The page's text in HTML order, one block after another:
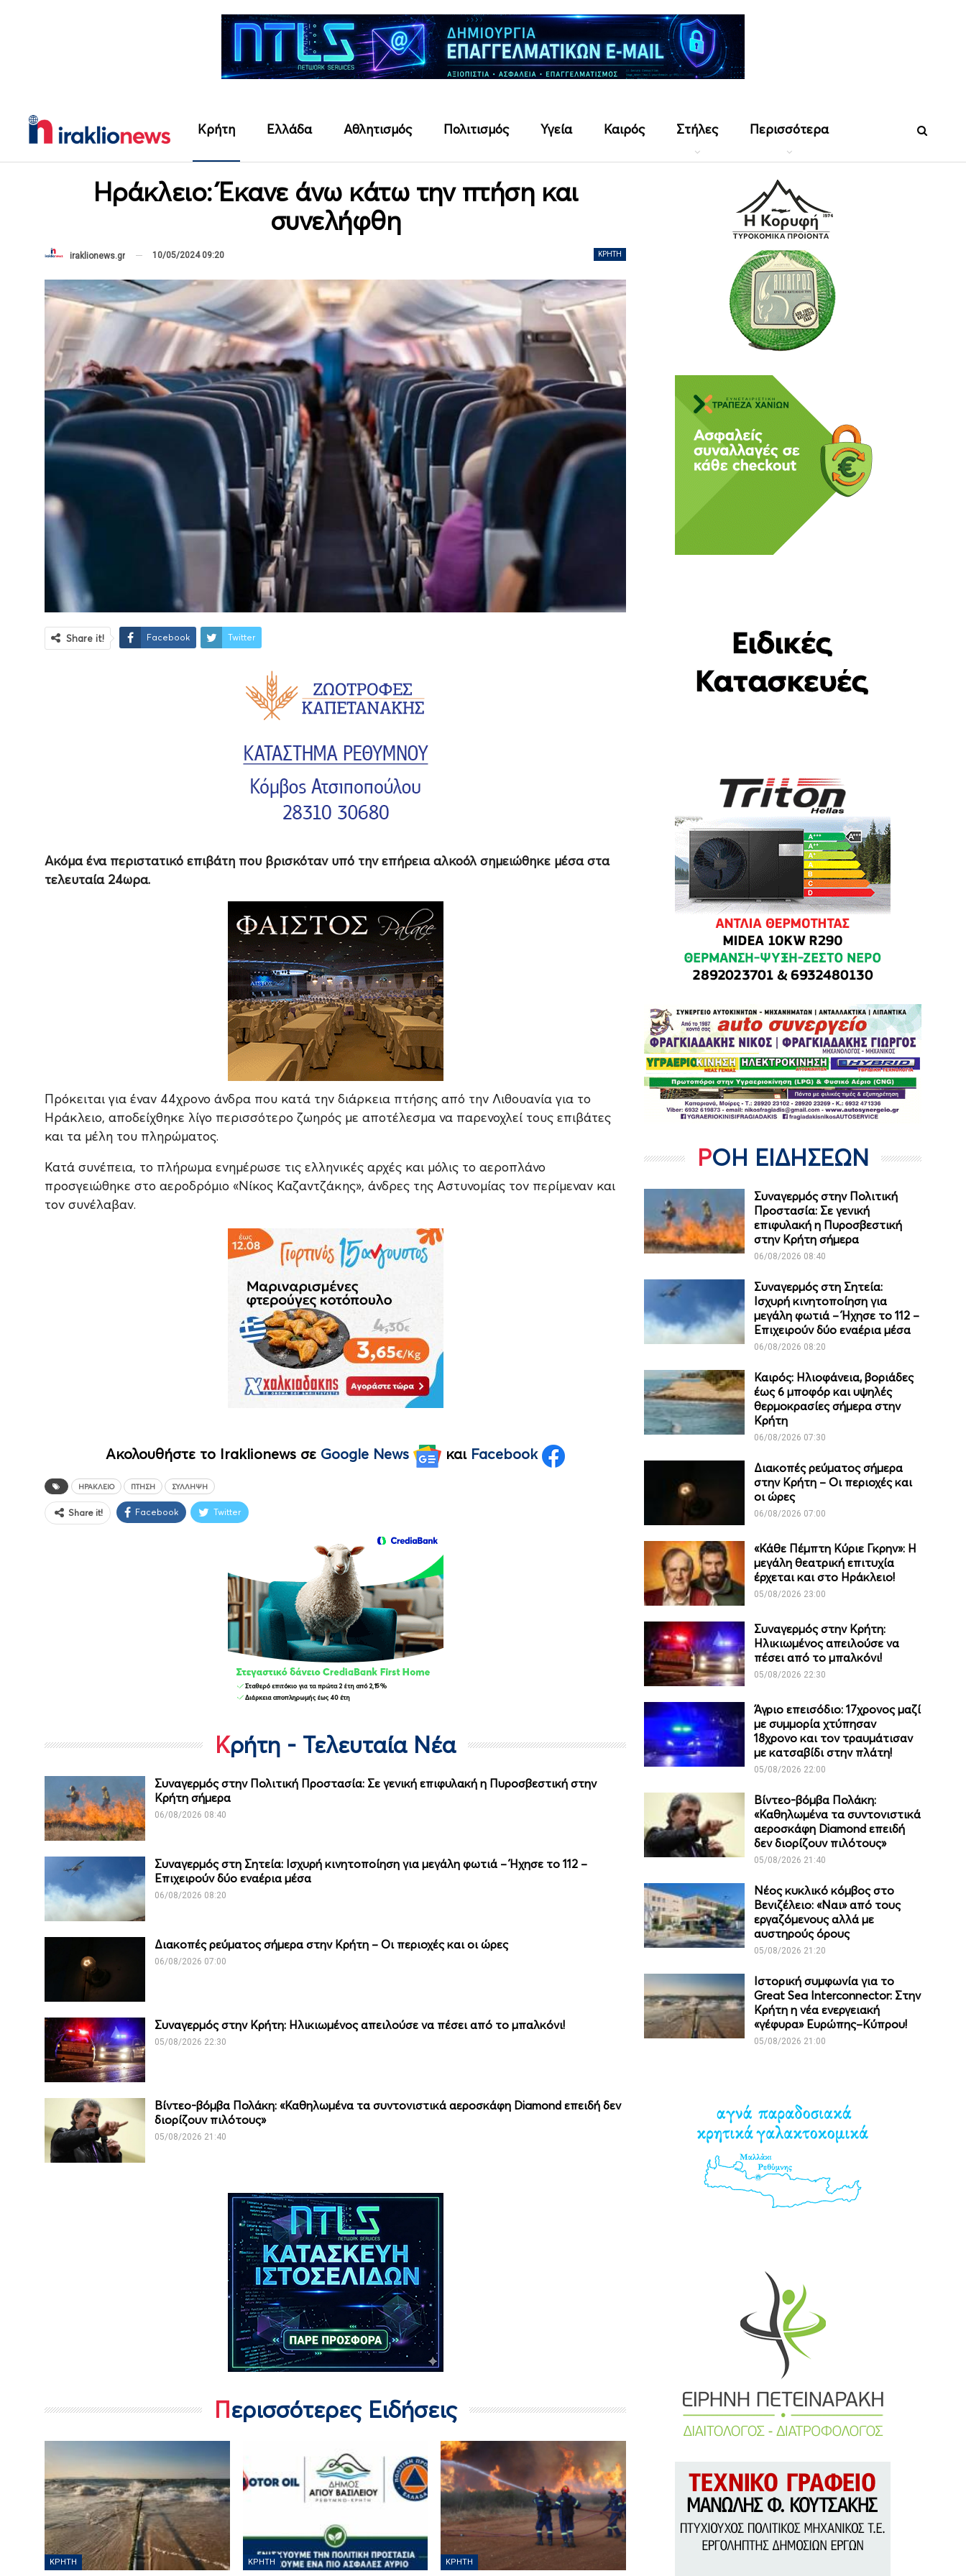
Κρήτη Ελλάδα Αθλητισμός Πολιτισμός Υγεία Καιρός Στήλες Περισσότερα
Ηράκλειο: Έκανε άνω κάτω την πτήση και
συνελήφθη
ΚΡΉΤΗ
iraklionews.gr 10/05/2024 09:20
Share it! Facebook Twitter
Ακόμα ένα περιστατικό επιβάτη που βρισκόταν υπό την επήρεια αλκοόλ σημειώθηκε μέσα στα
τελευταία 24ωρα.
Πρόκειται για έναν 44χρονο άνδρα που κατά την διάρκεια πτήσης από την Λιθουανία για το
Ηράκλειο, αποδείχθηκε λίγο περισσότερο ζωηρός με αποτέλεσμα να παρενοχλεί τους επιβάτες
και τα μέλη του πληρώματος.
Κατά συνέπεια, το πλήρωμα ενημέρωσε τις ελληνικές αρχές και μόλις το αεροπλάνο
προσγειώθηκε στο αεροδρόμιο «Νίκος Καζαντζάκης», άνδρες της Αστυνομίας τον περίμεναν και
τον συνέλαβαν.
Ακολουθήστε το Iraklionews σε Google News και Facebook
ΗΡΆΚΛΕΙΟ ΠΤΉΣΗ ΣΎΛΛΗΨΗ
Share it! Facebook Twitter
Κρήτη - Τελευταία Νέα
Συναγερμός στην Πολιτική Προστασία: Σε γενική επιφυλακή η Πυροσβεστική στην
Κρήτη σήμερα
06/08/2026 08:40
Συναγερμός στη Σητεία: Ισχυρή κινητοποίηση για μεγάλη φωτιά – Ήχησε το 112 –
Επιχειρούν δύο εναέρια μέσα
06/08/2026 08:20
Διακοπές ρεύματος σήμερα στην Κρήτη – Οι περιοχές και οι ώρες
06/08/2026 07:00
Συναγερμός στην Κρήτη: Ηλικιωμένος απειλούσε να πέσει από το μπαλκόνι!
05/08/2026 22:30
Βίντεο-βόμβα Πολάκη: «Καθηλωμένα τα συντονιστικά αεροσκάφη Diamond επειδή δεν
διορίζουν πιλότους»
05/08/2026 21:40
Περισσότερες Ειδήσεις
ΚΡΉΤΗ ΚΡΉΤΗ ΚΡΉΤΗ
ΡΟΗ ΕΙΔΗΣΕΩΝ
Συναγερμός στην Πολιτική
Προστασία: Σε γενική
επιφυλακή η Πυροσβεστική
στην Κρήτη σήμερα
06/08/2026 08:40
Συναγερμός στη Σητεία:
Ισχυρή κινητοποίηση για
μεγάλη φωτιά – Ήχησε το 112 –
Επιχειρούν δύο εναέρια μέσα
06/08/2026 08:20
Καιρός: Ηλιοφάνεια, βοριάδες
έως 6 μποφόρ και υψηλές
θερμοκρασίες σήμερα στην
Κρήτη
06/08/2026 07:30
Διακοπές ρεύματος σήμερα
στην Κρήτη – Οι περιοχές και
οι ώρες
06/08/2026 07:00
«Κάθε Πέμπτη Κύριε Γκρην»: Η
μεγάλη θεατρική επιτυχία
έρχεται και στο Ηράκλειο!
05/08/2026 23:00
Συναγερμός στην Κρήτη:
Ηλικιωμένος απειλούσε να
πέσει από το μπαλκόνι!
05/08/2026 22:30
Άγριο επεισόδιο: 17χρονος μαζί
με συμμορία χτύπησαν
18χρονο και τον τραυμάτισαν
με κατσαβίδι στην πλάτη!
05/08/2026 22:00
Βίντεο-βόμβα Πολάκη:
«Καθηλωμένα τα συντονιστικά
αεροσκάφη Diamond επειδή
δεν διορίζουν πιλότους»
05/08/2026 21:40
Νέος κυκλικό κόμβος στο
Βενιζέλειο: «Ναι» από τους
εργαζόμενους αλλά με
αυστηρούς όρους
05/08/2026 21:20
Ιστορική συμφωνία για το
Great Sea Interconnector: Στην
Κρήτη η νέα ενεργειακή
«γέφυρα» Ευρώπης–Κύπρου!
05/08/2026 21:00